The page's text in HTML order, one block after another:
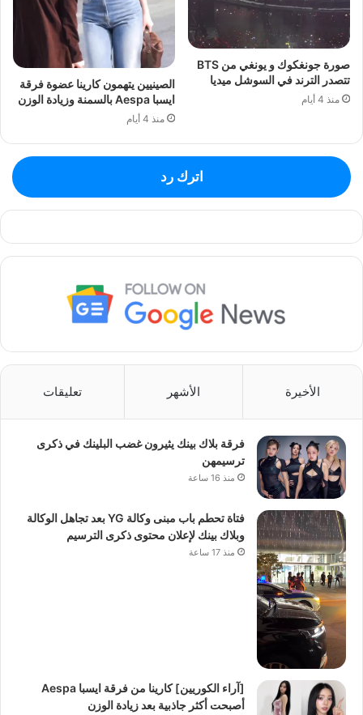
صورة جونغكوك و يونغي من BTS
تتصدر الترند في السوشل ميديا
منذ 4 أيام
الصينيين يتهمون كارينا عضوة فرقة
ايسبا Aespa بالسمنة وزيادة الوزن
منذ 4 أيام
اترك رد
الأخيرة الأشهر تعليقات
فرقة بلاك بينك يثيرون غضب البلينك في ذكرى
ترسيمهن
منذ 16 ساعة
فتاة تحطم باب مبنى وكالة YG بعد تجاهل الوكالة
وبلاك بينك لإعلان محتوى ذكرى الترسيم
منذ 17 ساعة
[آراء الكوريين] كارينا من فرقة ايسبا Aespa
أصبحت أكثر جاذبية بعد زيادة الوزن